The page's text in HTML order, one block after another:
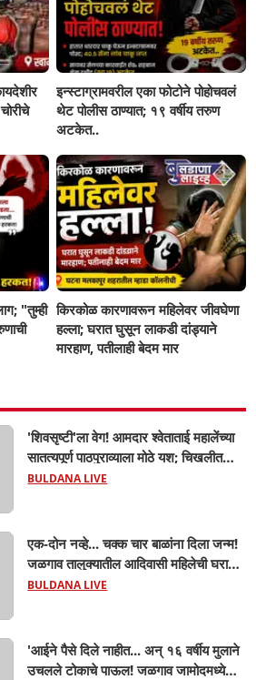
इन्स्टाग्रामवरील एका फोटोने पोहोचवलं
थेट पोलीस ठाण्यात; १९ वर्षीय तरुण
अटकेत..
"तुम्ही किरकोळ कारणावरून महिलेवर जीवघेणा
हल्ला; घरात घुसून लाकडी दांड्याने
मारहाण, पतीलाही बेदम मार
'शिवसृष्टी'ला वेग! आमदार श्वेताताई महालेंच्या
सातत्यपूर्ण पाठपुराव्याला मोठे यश; चिखलीत
साकारणार ६५ कोटींचा भव्य 'छत्रपती शिवाजी
BULDANA LIVE
एक-दोन नव्हे... चक्क चार बाळांना दिला जन्म!
जळगाव तालुक्यातील आदिवासी महिलेची घरातच
प्रसूती; आता झाली ७ लेकरांची माय ! वैद्यकीय
BULDANA LIVE
'आईने पैसे दिले नाहीत... अन् १६ वर्षीय मुलाने
उचलले टोकाचे पाऊल! जळगाव जामोदमध्ये